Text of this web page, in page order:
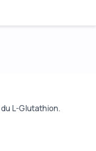
L-Glutathion.